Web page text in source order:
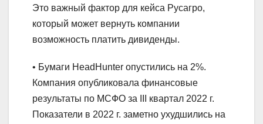
Это важный фактор для кейса Русагро,
который может вернуть компании
возможность платить дивиденды.
• Бумаги HeadHunter опустились на 2%.
Компания опубликовала финансовые
результаты по МСФО за III квартал 2022 г.
Показатели в 2022 г. заметно ухудшились на